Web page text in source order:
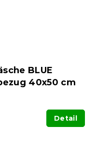
BLUE
40x50 cm
Detail